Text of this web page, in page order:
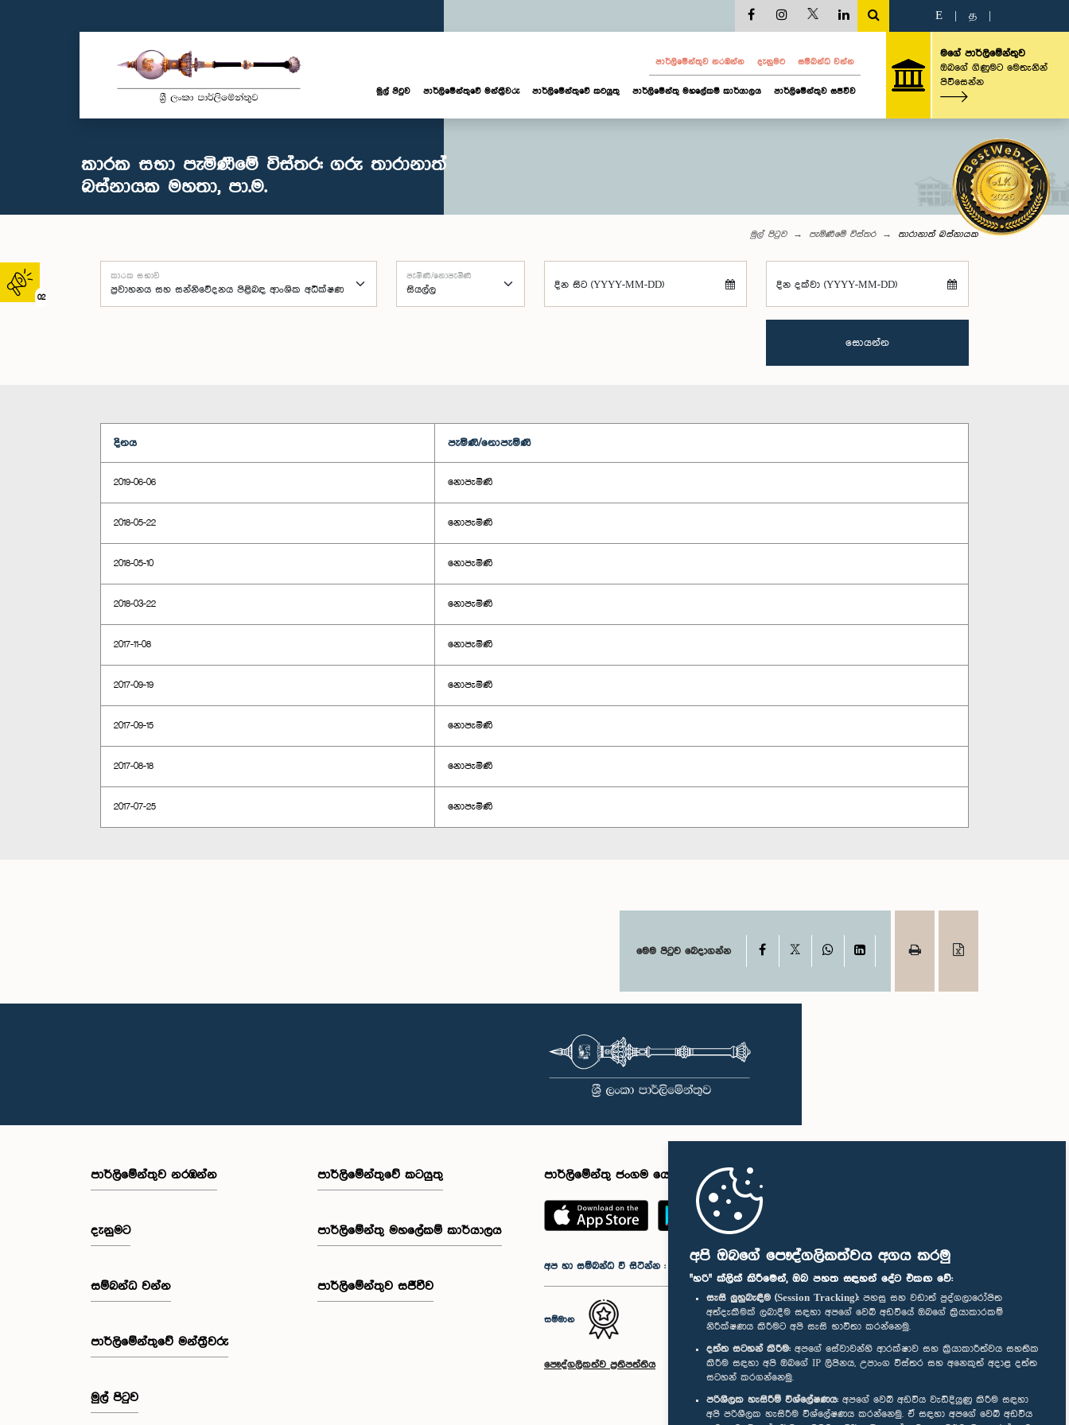
අපි ඔබගේ පෞද්ගලිකත්වය අගය කරමු
"හරි" ක්ලික් කිරීමෙන්, ඔබ පහත සඳහන් දේට එකඟ වේ:
සැසි ලුහුබැඳීම (Session Tracking): පහසු සහ වඩාත් පුද්ගලාරෝපිත
අත්දැකීමක් ලබාදීම සඳහා අපගේ වෙබ් අඩවියේ ඔබගේ ක්‍රියාකාරකම්
නිරීක්ෂණය කිරීමට අපි සැසි භාවිතා කරන්නෙමු.
දත්ත සටහන් කිරීම: අපගේ සේවාවන්හි ආරක්ෂාව සහ ක්‍රියාකාරීත්වය සහතික
කිරීම සඳහා අපි ඔබගේ IP ලිපිනය, උපාංග විස්තර සහ අනෙකුත් අදාළ දත්ත
සටහන් කරගන්නෙමු.
පරිශීලක හැසිරීම් විශ්ලේෂණය: අපගේ වෙබ් අඩවිය වැඩිදියුණු කිරීම සඳහා
අපි පරිශීලක හැසිරීම විශ්ලේෂණය කරන්නෙමු. ඒ සඳහා අපගේ වෙබ් අඩවිය
02
E த
පාර්ලි‌මේන්තුව නරඹන්න දැනුමට සම්බන්ධ වන්න
මුල් පිටුව පාර්ලි‌මේන්තුවේ මන්ත්‍රීවරු පාර්ලිමේන්තුවේ කටයුතු පාර්ලිමේන්තු මහලේකම් කාර්යාලය පාර්ලිමේන්තුව සජීවීව
මගේ පාර්ලිමේන්තුව
ඔබගේ ගිණුමට මෙතැනින්
පිවිසෙන්න
කාරක සභා පැමිණීමේ විස්තර: ගරු තාරානාත්
බස්නායක මහතා, පා.ම.
මුල් පිටුව පැමිණීමේ විස්තර තාරානාත් බස්නායක
කාරක සභාව පැමිණි/නොපැමිණි
දින සිට (YYYY-MM-DD) දින දක්වා (YYYY-MM-DD)
සොයන්න
දිනය පැමිණි/නොපැමිණි
2019-06-06 නොපැමිණි
2018-05-22 නොපැමිණි
2018-05-10 නොපැමිණි
2018-03-22 නොපැමිණි
2017-11-08 නොපැමිණි
2017-09-19 නොපැමිණි
2017-09-15 නොපැමිණි
2017-08-18 නොපැමිණි
2017-07-25 නොපැමිණි
මෙම පිටුව බෙදාගන්න Facebook WhatsAppLinkedIn
පාර්ලි‌මේන්තුව නරඹන්න
දැනුමට
සම්බන්ධ වන්න
පාර්ලි‌මේන්තුවේ මන්ත්‍රීවරු
මුල් පිටුව
පාර්ලිමේන්තුවේ කටයුතු
පාර්ලිමේන්තු මහලේකම් කාර්යාලය
පාර්ලිමේන්තුව සජීවීව
පාර්ලිමේන්තු ජංගම යෙදුම
අප හා සම්බන්ධ වී සිටින්න :
සම්මාන
පෞද්ගලිකත්ව ප්‍රතිපත්තිය